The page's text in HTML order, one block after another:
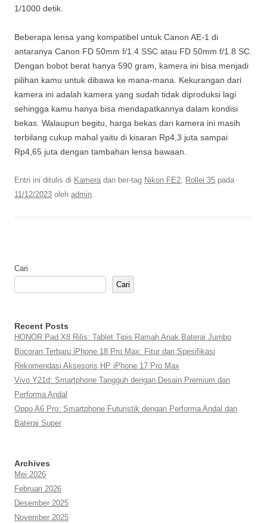
1/1000 detik.
Beberapa lensa yang kompatibel untuk Canon AE-1 di
antaranya Canon FD 50mm f/1.4 SSC atau FD 50mm f/1.8 SC.
Dengan bobot berat hanya 590 gram, kamera ini bisa menjadi
pilihan kamu untuk dibawa ke mana-mana. Kekurangan dari
kamera ini adalah kamera yang sudah tidak diproduksi lagi
sehingga kamu hanya bisa mendapatkannya dalam kondisi
bekas. Walaupun begitu, harga bekas dari kamera ini masih
terbilang cukup mahal yaitu di kisaran Rp4,3 juta sampai
Rp4,65 juta dengan tambahan lensa bawaan.
Entri ini ditulis di Kamera dan ber-tag Nikon FE2, Rollei 35 pada
11/12/2023 oleh admin.
Cari
Cari
Recent Posts
HONOR Pad X8 Rilis: Tablet Tipis Ramah Anak Baterai Jumbo
Bocoran Terbaru iPhone 18 Pro Max: Fitur dan Spesifikasi
Rekomendasi Aksesoris HP iPhone 17 Pro Max
Vivo Y21d: Smartphone Tangguh dengan Desain Premium dan
Performa Andal
Oppo A6 Pro: Smartphone Futuristik dengan Performa Andal dan
Baterai Super
Archives
Mei 2026
Februari 2026
Desember 2025
November 2025